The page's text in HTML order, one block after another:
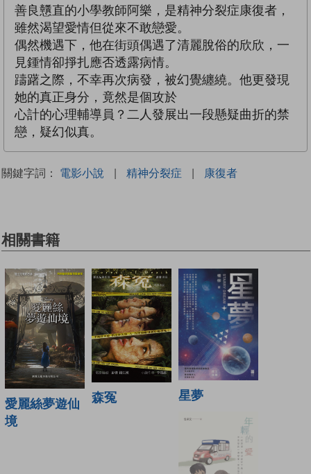
善良戇直的小學教師阿樂，是精神分裂症康復者，
雖然渴望愛情但從來不敢戀愛。
偶然機遇下，他在街頭偶遇了清麗脫俗的欣欣，一
見鍾情卻掙扎應否透露病情。
躊躇之際，不幸再次病發，被幻覺纏繞。他更發現
她的真正身分，竟然是個攻於
心計的心理輔導員？二人發展出一段懸疑曲折的禁
戀，疑幻似真。
關鍵字詞： 電影小說 | 精神分裂症 | 康復者
相關書籍
愛麗絲夢遊仙
境
森冤 星夢